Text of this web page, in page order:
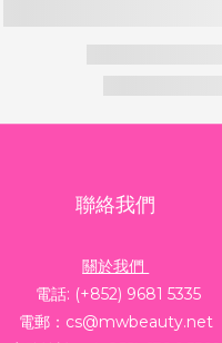
聯絡我們
關於我們
電話: (+852) 9681 5335
電郵：cs@mwbeauty.net